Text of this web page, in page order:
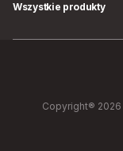
Wszystkie produkty
Copyright® 2026